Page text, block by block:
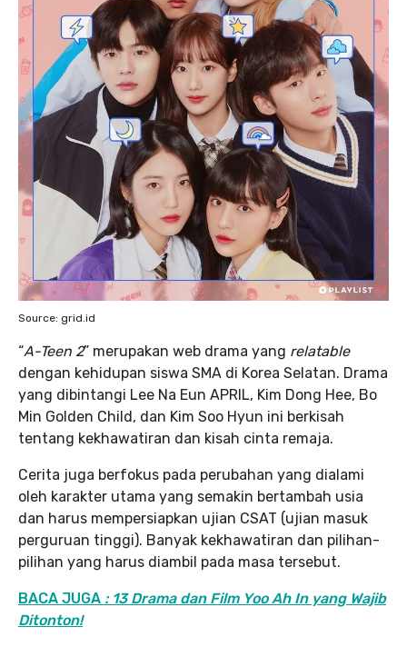
Source: grid.id
“A-Teen 2” merupakan web drama yang relatable
dengan kehidupan siswa SMA di Korea Selatan. Drama
yang dibintangi Lee Na Eun APRIL, Kim Dong Hee, Bo
Min Golden Child, dan Kim Soo Hyun ini berkisah
tentang kekhawatiran dan kisah cinta remaja.
Cerita juga berfokus pada perubahan yang dialami
oleh karakter utama yang semakin bertambah usia
dan harus mempersiapkan ujian CSAT (ujian masuk
perguruan tinggi). Banyak kekhawatiran dan pilihan-
pilihan yang harus diambil pada masa tersebut.
BACA JUGA : 13 Drama dan Film Yoo Ah In yang Wajib
Ditonton!